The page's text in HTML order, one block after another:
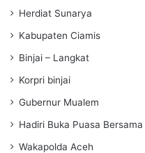
Herdiat Sunarya
Kabupaten Ciamis
Binjai – Langkat
Korpri binjai
Gubernur Mualem
Hadiri Buka Puasa Bersama
Wakapolda Aceh